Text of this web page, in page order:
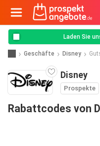
Laden Sie
Geschäfte Disney
Disney
Prospekte
Rabattcodes von